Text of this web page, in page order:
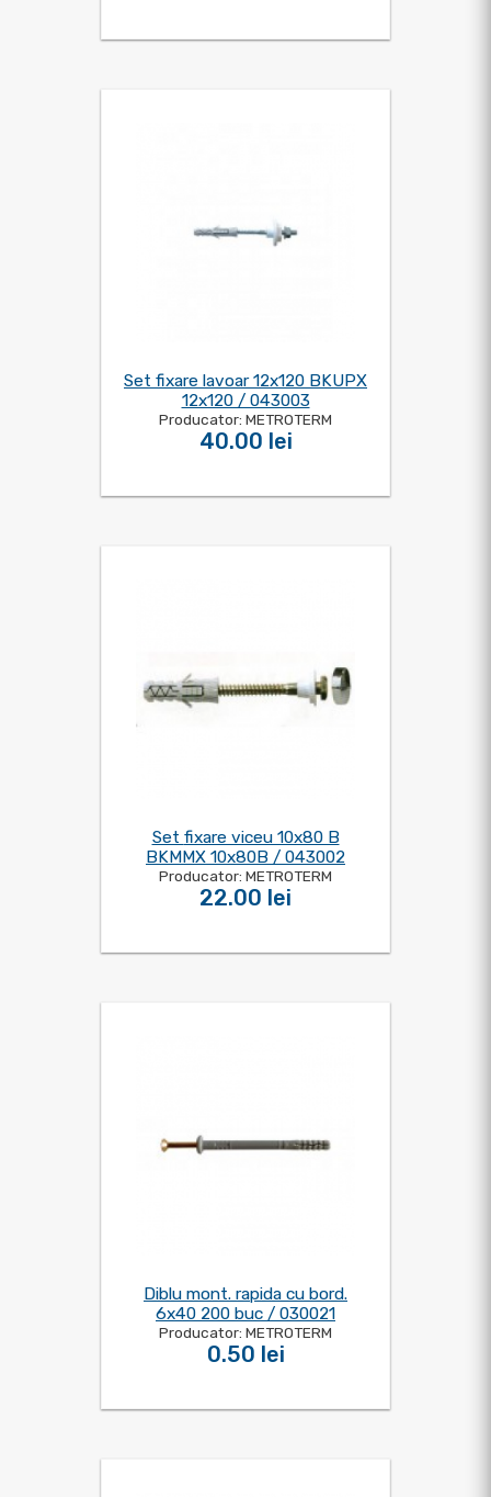
Set fixare lavoar 12x120 BKUPX
12x120 / 043003
Producator: METROTERM
40.00 lei
Set fixare viceu 10x80 B
BKMMX 10x80B / 043002
Producator: METROTERM
22.00 lei
Diblu mont. rapida cu bord.
6x40 200 buc / 030021
Producator: METROTERM
0.50 lei